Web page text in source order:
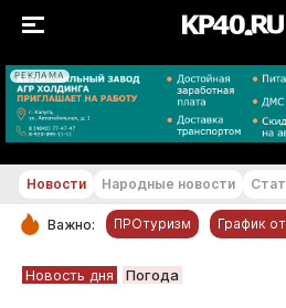
РЕКЛАМА
РУБРИКИ
Новости Народные новости
Важно: ПРОтуризм График
Новость дня Погода